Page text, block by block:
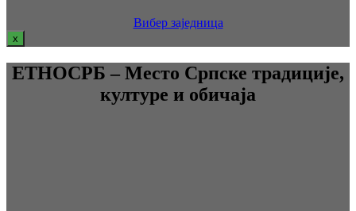
Вибер заједница
x
ЕТНОСРБ – Место Српске традиције,
културе и обичаја